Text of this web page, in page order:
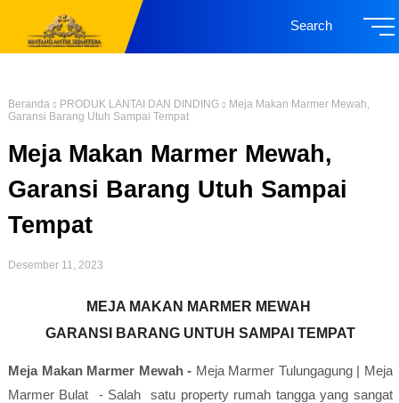
Search
Beranda PRODUK LANTAI DAN DINDING
Meja Makan Marmer Mewah,
Garansi Barang Utuh Sampai Tempat
Meja Makan Marmer Mewah,
Garansi Barang Utuh Sampai
Tempat
Desember 11, 2023
MEJA MAKAN MARMER MEWAH
GARANSI BARANG UNTUH SAMPAI TEMPAT
Meja Makan Marmer Mewah - Meja Marmer Tulungagung | Meja
Marmer Bulat - Salah satu property rumah tangga yang sangat